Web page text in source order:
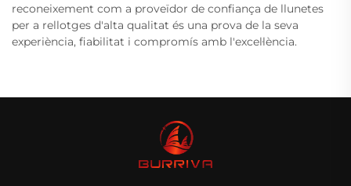
reconeixement com a proveïdor de confiança de llunetes
per a rellotges d'alta qualitat és una prova de la seva
experiència, fiabilitat i compromís amb l'excel·lència.